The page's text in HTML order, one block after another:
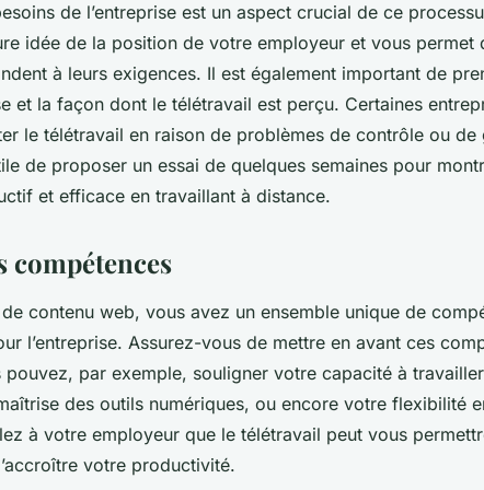
de l’entreprise est un aspect crucial de ce
idée de la position de votre employeur et vous permet
à leurs exigences. Il est également important de
et la façon dont le télétravail est perçu. Certaines
le télétravail en raison de problèmes de contrôle ou de
de proposer un essai de quelques semaines pour
et efficace en travaillant à distance.
compétences
de contenu web, vous avez un ensemble unique de
l’entreprise. Assurez-vous de mettre en avant ces
pouvez, par exemple, souligner votre capacité à
des outils numériques, ou encore votre flexibilité
à votre employeur que le télétravail peut vous
votre productivité.